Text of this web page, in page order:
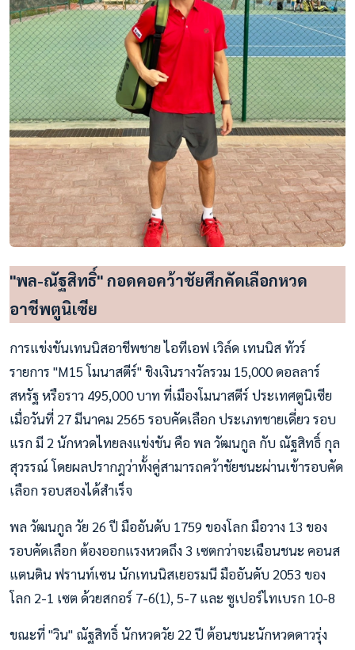
"พล-ณัฐสิทธิ์" กอดคอคว้าชัยศึกคัดเลือกหวด
อาชีพตูนิเซีย
การแข่งขันเทนนิสอาชีพชาย ไอทีเอฟ เวิล์ด เทนนิส ทัวร์
รายการ "M15 โมนาสตีร์" ชิงเงินรางวัลรวม 15,000 ดอลลาร์
สหรัฐ หรือราว 495,000 บาท ที่เมืองโมนาสตีร์ ประเทศตูนิเซีย
เมื่อวันที่ 27 มีนาคม 2565 รอบคัดเลือก ประเภทชายเดี่ยว รอบ
แรก มี 2 นักหวดไทยลงแข่งขัน คือ พล วัฒนกูล กับ ณัฐสิทธิ์ กุล
สุวรรณ์ โดยผลปรากฎว่าทั้งคู่สามารถคว้าชัยชนะผ่านเข้ารอบคัด
เลือก รอบสองได้สำเร็จ
พล วัฒนกูล วัย 26 ปี มืออันดับ 1759 ของโลก มือวาง 13 ของ
รอบคัดเลือก ต้องออกแรงหวดถึง 3 เซตกว่าจะเฉือนชนะ คอนส
แตนติน ฟรานท์เซน นักเทนนิสเยอรมนี มืออันดับ 2053 ของ
โลก 2-1 เซต ด้วยสกอร์ 7-6(1), 5-7 และ ซูเปอร์ไทเบรก 10-8
ขณะที่ "วิน" ณัฐสิทธิ์ นักหวดวัย 22 ปี ต้อนชนะนักหวดดาวรุ่ง